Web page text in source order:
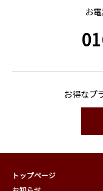
お
お得なプ
トップページ